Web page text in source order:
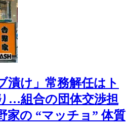
漬け」常務解任はト
…組合の団体交渉担
家の “マッチョ” 体質